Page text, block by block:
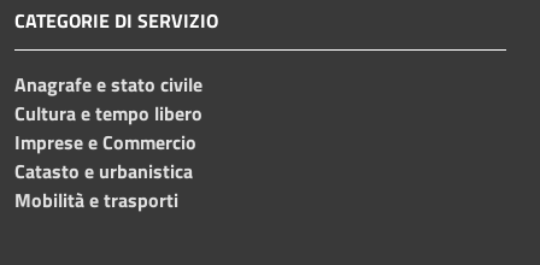
CATEGORIE DI SERVIZIO
Anagrafe e stato civile
Cultura e tempo libero
Imprese e Commercio
Catasto e urbanistica
Mobilità e trasporti